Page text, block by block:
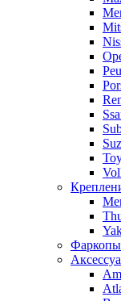
Фаркопы